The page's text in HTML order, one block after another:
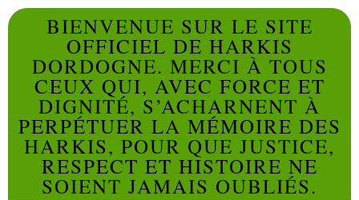
BIENVENUE SUR LE SITE
OFFICIEL DE HARKIS
DORDOGNE. MERCI À TOUS
CEUX QUI, AVEC FORCE ET
DIGNITÉ, S’ACHARNENT À
PERPÉTUER LA MÉMOIRE DES
HARKIS, POUR QUE JUSTICE,
RESPECT ET HISTOIRE NE
SOIENT JAMAIS OUBLIÉS.